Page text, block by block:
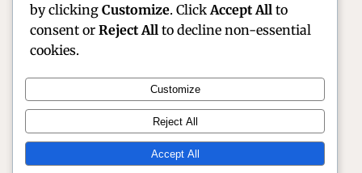
Official Site of Christian Montanari | Racer &
Motorsport Profile
by clicking Customize. Click Accept All to
consent or Reject All to decline non-essential
cookies.
Customize
Reject All
Accept All